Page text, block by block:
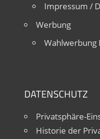
Impressum /
Werbung
Wahlwerbung
DATENSCHUTZ
Privatsphäre-
Historie der